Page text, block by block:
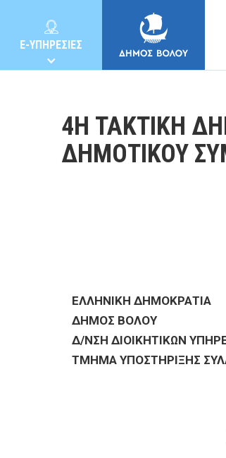
E-ΥΠΗΡΕΣΙΕΣ
ΕΠΙΧΕΙΡΗΣΕΙΣ
4Η ΤΑΚΤΙΚΗ
ΔΗΜΟΤΙΚΟΥ
ΕΛΛΗΝΙΚΗ ΔΗΜΟΚΡΑΤΙΑ
ΔΗΜΟΣ ΒΟΛΟΥ
Δ/ΝΣΗ ΔΙΟΙΚΗΤΙΚΩΝ
ΤΜΗΜΑ ΥΠΟΣΤΗΡΙΞΗΣ